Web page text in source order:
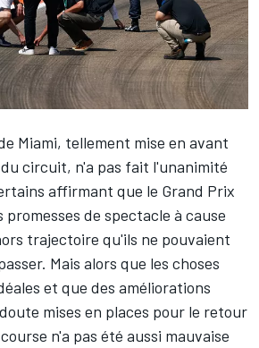
Miami, tellement mise en avant
circuit, n'a pas fait l'unanimité
affirmant que le Grand Prix
promesses de spectacle à cause
trajectoire qu'ils ne pouvaient
Mais alors que les choses
et que des améliorations
mises en places pour le retour
n'a pas été aussi mauvaise